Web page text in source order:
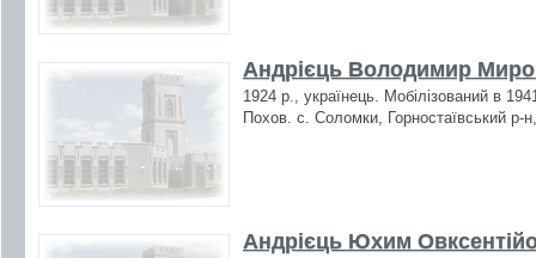
Андрієць Володимир
1924 р., українець. Мобілізований в
Похов. с. Соломки, Горностаївський р-
Андрієць Юхим